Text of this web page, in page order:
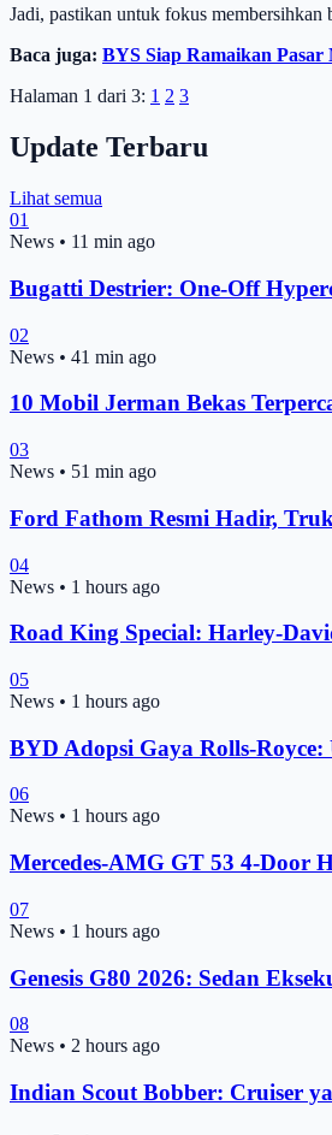
Jadi, pastikan untuk fokus
Baca juga: BYS Siap Ramaikan
Halaman 1 dari 3: 1 2 3
Update Terbaru
Lihat semua
01
News • 11 min ago
Bugatti Destrier: One-Off
02
News • 41 min ago
10 Mobil Jerman Bekas
03
News • 51 min ago
Ford Fathom Resmi Hadir,
04
News • 1 hours ago
Road King Special: Harley-
05
News • 1 hours ago
BYD Adopsi Gaya Rolls-
06
News • 1 hours ago
Mercedes-AMG GT 53 4-Door
07
News • 1 hours ago
Genesis G80 2026: Sedan
08
News • 2 hours ago
Indian Scout Bobber: Cruiser